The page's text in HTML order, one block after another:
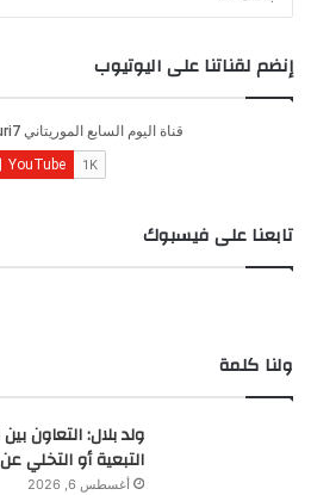
إنضم لقناتنا على اليوتيوب
تابعنا على فيسبوك
ولنا كلمة
ولد بلال: التعاون
التبعية أو التخلي عن
أغسطس 6, 2026